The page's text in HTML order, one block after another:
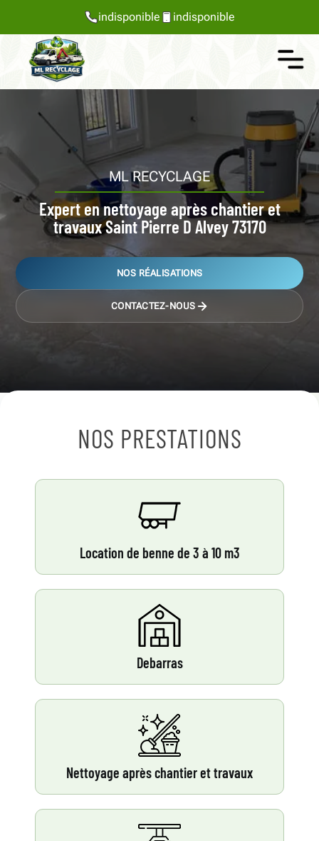
indisponible indisponible
ML RECYCLAGE
Expert en nettoyage après chantier et
travaux Saint Pierre D Alvey 73170
NOS RÉALISATIONS
CONTACTEZ-NOUS
NOS PRESTATIONS
Location de benne de 3 à 10 m3
Debarras
Nettoyage après chantier et travaux